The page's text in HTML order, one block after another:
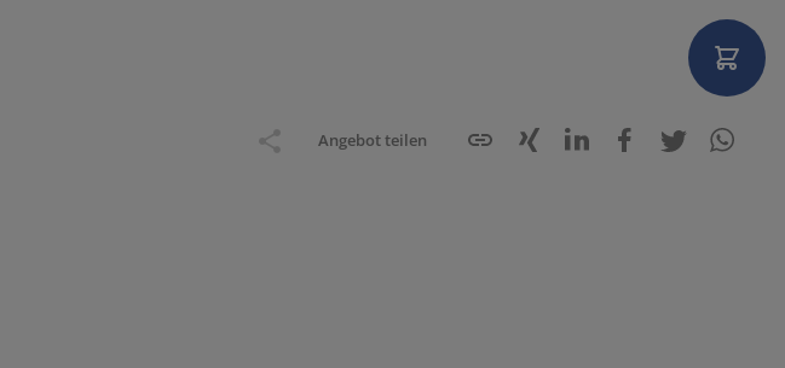
Angebot teilen